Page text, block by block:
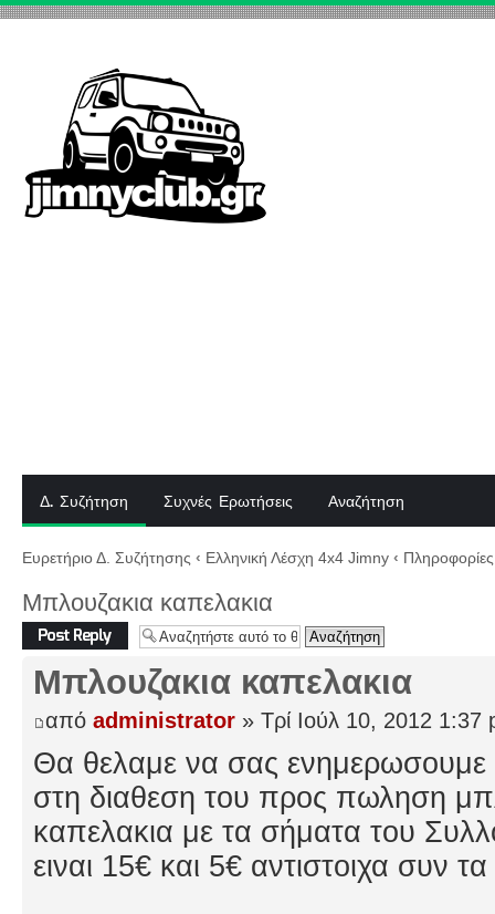
Δ. Συζήτηση Συχνές Ερωτήσεις Αναζήτηση
Ευρετήριο Δ. Συζήτησης ‹ Ελληνική Λέσχη 4x4 Jimny ‹
Μπλουζακια καπελακια
Δημιουργία
απάντησης
Μπλουζακια καπελακια
από administrator » Τρί Ιούλ 10, 2012 1:37
Θα θελαμε να σας ενημερωσουμε
στη διαθεση του προς πωληση
καπελακια με τα σήματα του
ειναι 15€ και 5€ αντιστοιχα συν